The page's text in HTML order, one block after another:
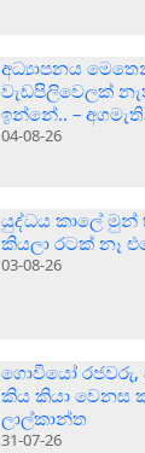
අධ්‍යාපනය
වැඩපිලිවෙලක්
ඉන්නේ.. –
04-08-26
යුද්ධය කාලේ මුන්
කියලා රටක් නෑ
03-08-26
ගොවියෝ රජවරු,
කිය කියා වෙනස
ලාල්කාන්ත
31-07-26